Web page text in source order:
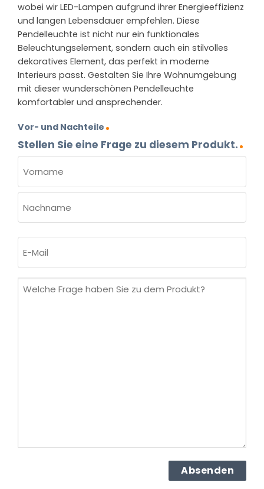
wobei wir LED-Lampen aufgrund ihrer Energieeffizienz
und langen Lebensdauer empfehlen. Diese
Pendelleuchte ist nicht nur ein funktionales
Beleuchtungselement, sondern auch ein stilvolles
dekoratives Element, das perfekt in moderne
Interieurs passt. Gestalten Sie Ihre Wohnumgebung
mit dieser wunderschönen Pendelleuchte
komfortabler und ansprechender.
Vor- und Nachteile
Stellen Sie eine Frage zu diesem Produkt.
(ERFORDERLICH)
Vorname
Mail
Welche